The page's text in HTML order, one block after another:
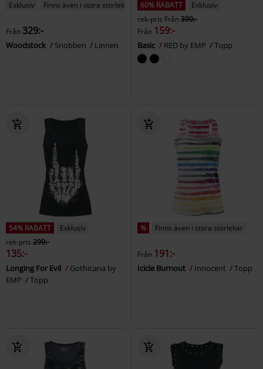
Exklusiv Finns även i stora storlekar
Från 329:-
Woodstock Snobben Linnen
60% RABATT
Exklusiv
rek-pris Från399:-
Från 159:-
Basic RED by EMP Topp
54% RABATT
Exklusiv
rek-pris 299:-
135:-
Longing For Evil
Gothicana by
EMP
Topp
% Finns även i stora storlekar
Från 191:-
Icicle Burnout Innocent Topp